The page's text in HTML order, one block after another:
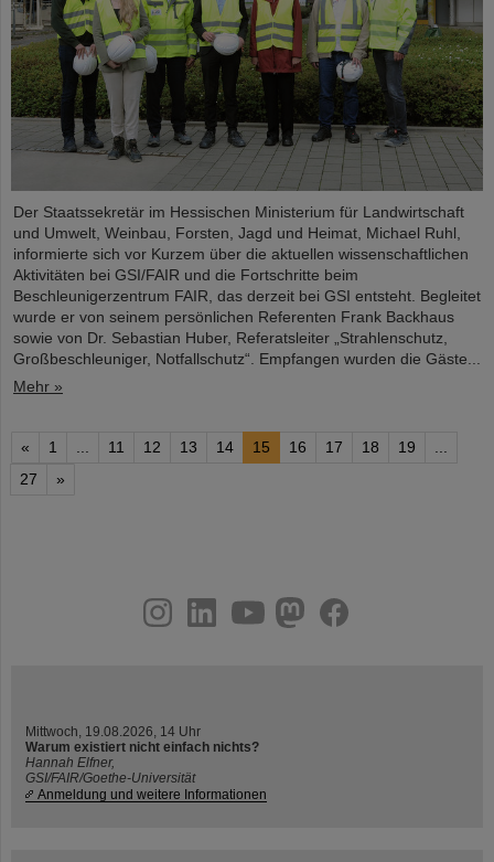
Der Staatssekretär im Hessischen Ministerium für Landwirtschaft
und Umwelt, Weinbau, Forsten, Jagd und Heimat, Michael Ruhl,
informierte sich vor Kurzem über die aktuellen wissenschaftlichen
Aktivitäten bei GSI/FAIR und die Fortschritte beim
Beschleunigerzentrum FAIR, das derzeit bei GSI entsteht. Begleitet
wurde er von seinem persönlichen Referenten Frank Backhaus
sowie von Dr. Sebastian Huber, Referatsleiter „Strahlenschutz,
Großbeschleuniger, Notfallschutz“. Empfangen wurden die Gäste...
Mehr »
« 1 11 12 13 14 15 16 17 18 19
27
»
youtube
helmholtz.social
facebook
Mittwoch, 19.08.2026, 14 Uhr
Warum existiert nicht einfach nichts?
Hannah Elfner,
GSI/FAIR/Goethe-Universität
Anmeldung und weitere Informationen